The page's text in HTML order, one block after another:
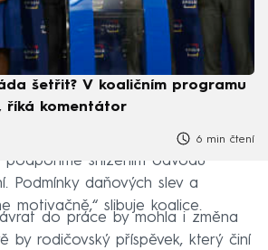
šetřit? V koaličním programu
říká komentátor
6 min čtení
podpoříme snížením odvodů
Podmínky daňových slev a
motivačně,“ slibuje koalice.
do práce by mohla i změna
by rodičovský příspěvek, který činí